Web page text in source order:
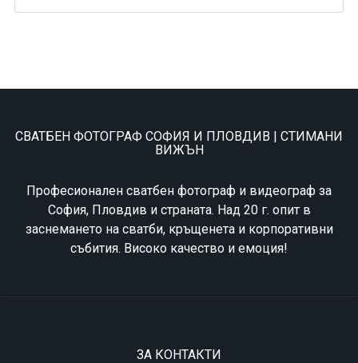
СВАТБЕН ФОТОГРАФ СОФИЯ И ПЛОВДИВ | СТИМАНИ
ВИЖЪН
Професионален сватбен фотограф и видеограф за
София, Пловдив и страната. Над 20 г. опит в
заснемането на сватби, кръщенета и корпоративни
събития. Високо качество и емоция!
ЗА КОНТАКТИ